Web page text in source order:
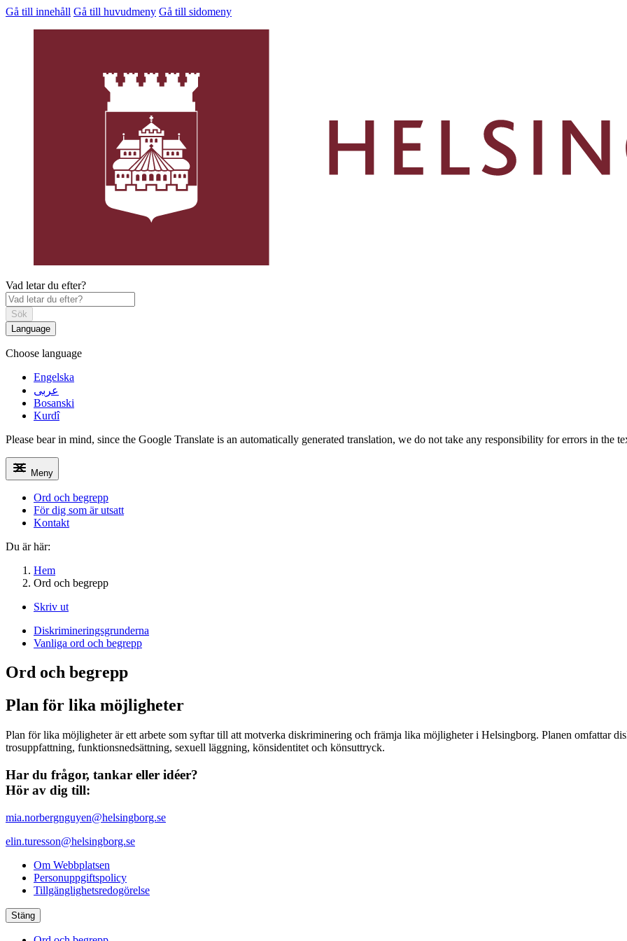
Gå till innehåll Gå till huvudmeny Gå till sidomeny
Vad letar du efter?
Sök
Language
Choose language
Engelska
عربى
Bosanski
Kurdî
Please bear in mind, since the Google Translate is an automatically generated translation, we do not take any responsibility for errors in the
Meny
Ord och begrepp
För dig som är utsatt
Kontakt
Du är här:
Hem
Ord och begrepp
Skriv ut
Diskrimineringsgrunderna
Vanliga ord och begrepp
Ord och begrepp
Plan för lika möjligheter
Plan för lika möjligheter är ett arbete som syftar till att motverka diskriminering och främja lika möjligheter i Helsingborg. Planen omfattar
trosuppfattning, funktionsnedsättning, sexuell läggning, könsidentitet och könsuttryck.
Har du frågor, tankar eller idéer?
Hör av dig till:
mia.norbergnguyen@helsingborg.se
elin.turesson@helsingborg.se
Om Webbplatsen
Personuppgiftspolicy
Tillgänglighetsredogörelse
Stäng